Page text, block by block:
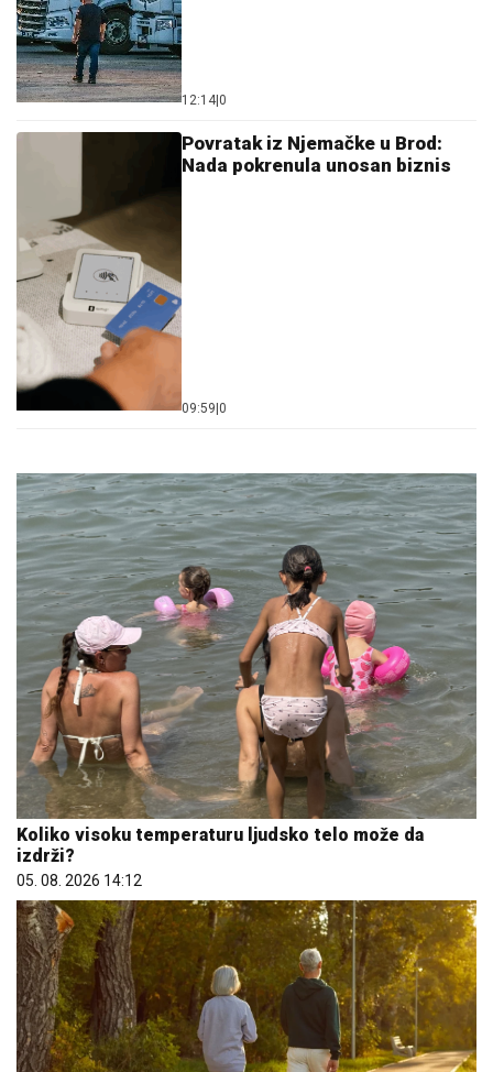
12:14 0
Povratak iz Njemačke u Brod:
Nada pokrenula unosan biznis
09:59 0
Koliko visoku temperaturu ljudsko telo može da
izdrži?
05. 08. 2026 14:12